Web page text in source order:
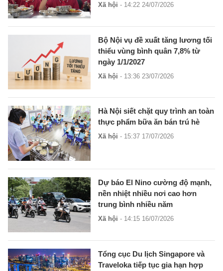
Xã hội - 14:22 24/07/2026
Bộ Nội vụ đề xuất tăng lương tối
thiểu vùng bình quân 7,8% từ
ngày 1/1/2027
Xã hội - 13:36 23/07/2026
Hà Nội siết chặt quy trình an toàn
thực phẩm bữa ăn bán trú hè
Xã hội - 15:37 17/07/2026
Dự báo El Nino cường độ mạnh,
nền nhiệt nhiều nơi cao hơn
trung bình nhiều năm
Xã hội - 14:15 16/07/2026
Tổng cục Du lịch Singapore và
Traveloka tiếp tục gia hạn hợp